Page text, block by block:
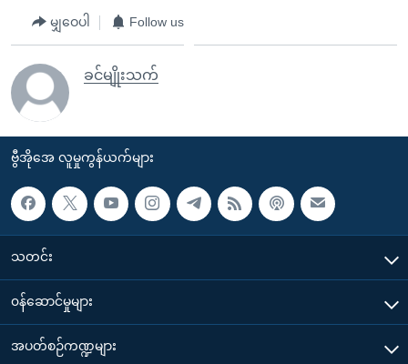
မျှဝေပါ Follow us
ခင်မျိုးသက်
ဗွီအိုအေ လူမှုကွန်ယက်များ
သတင်း
၀န်ဆောင်မှုများ
အပတ်စဉ်ကဏ္ဍများ